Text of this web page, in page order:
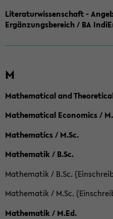
Literaturwissenschaft -
Ergänzungsbereich / BA
M
Mathematical and
Mathematical Economics /
Mathematics / M.Sc.
Mathematik / B.Sc.
Mathematik / B.Sc.
Mathematik / M.Sc.
Mathematik / M.Ed.